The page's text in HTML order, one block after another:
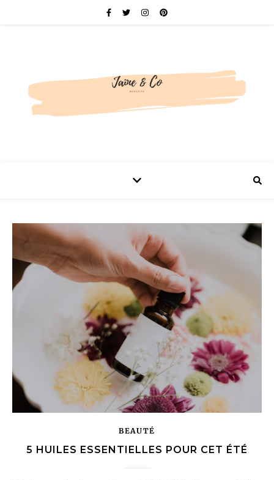
BEAUTÉ
5 HUILES ESSENTIELLES POUR CET ÉTÉ